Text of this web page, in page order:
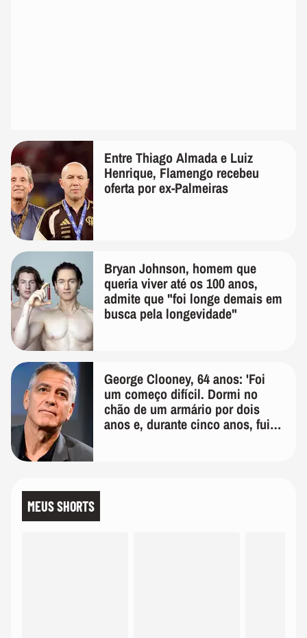
Entre Thiago Almada e Luiz
Henrique, Flamengo recebeu
oferta por ex-Palmeiras
Bryan Johnson, homem que
queria viver até os 100 anos,
admite que "foi longe demais em
busca pela longevidade"
George Clooney, 64 anos: 'Foi
um começo difícil. Dormi no
chão de um armário por dois
anos e, durante cinco anos, fui
MEUS SHORTS